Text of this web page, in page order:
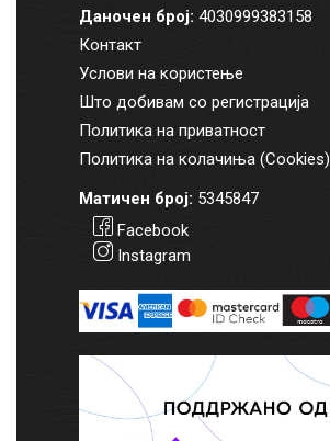
Даночен број: 4030999383158
Контакт
Услови на користење
Што добивам со регистрација
Политика на приватност
Политика на колачиња (Cookies)
Матичен број: 5345847
Facebook
Instagram